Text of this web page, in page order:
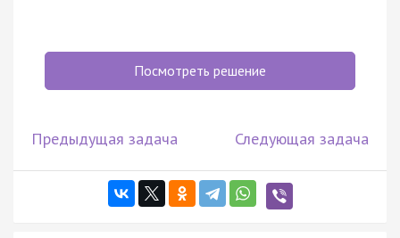
Посмотреть решение
Предыдущая задача Следующая задача